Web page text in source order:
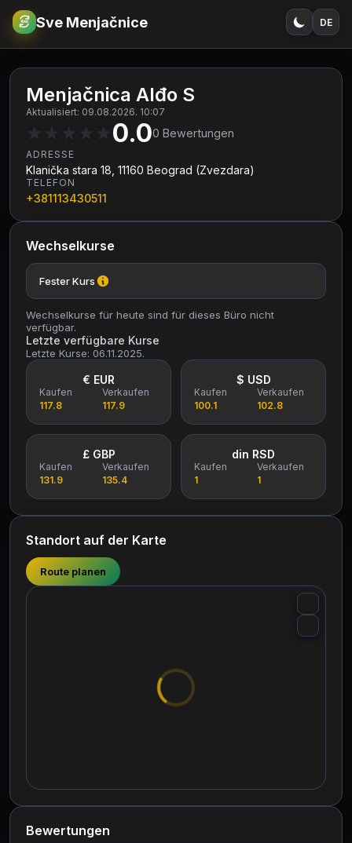
€RSD Sve Menjačnice DE
Menjačnica Alđo S
Aktualisiert: 09.08.2026. 10:07
★ ★ ★ ★ ★0.00 Bewertungen
ADRESSE
Klanička stara 18, 11160 Beograd (Zvezdara)
TELEFON
+381113430511
Wechselkurse
Fester Kurs
Wechselkurse für heute sind für dieses Büro nicht
verfügbar.
Letzte verfügbare Kurse
Letzte Kurse: 06.11.2025.
€ EUR
Kaufen
117.8
Verkaufen
117.9
$ USD
Kaufen
100.1
Verkaufen
102.8
£ GBP
Kaufen
131.9
Verkaufen
135.4
din RSD
Kaufen
1
Verkaufen
1
Standort auf der Karte
Route planen
Bewertungen